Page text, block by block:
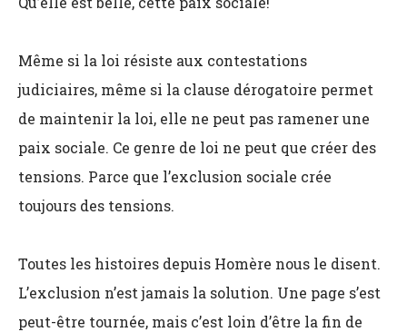
Même si la loi résiste aux contestations
judiciaires, même si la clause dérogatoire permet
de maintenir la loi, elle ne peut pas ramener une
paix sociale. Ce genre de loi ne peut que créer des
tensions. Parce que l’exclusion sociale crée
toujours des tensions.
Toutes les histoires depuis Homère nous le disent.
L’exclusion n’est jamais la solution. Une page s’est
peut-être tournée, mais c’est loin d’être la fin de